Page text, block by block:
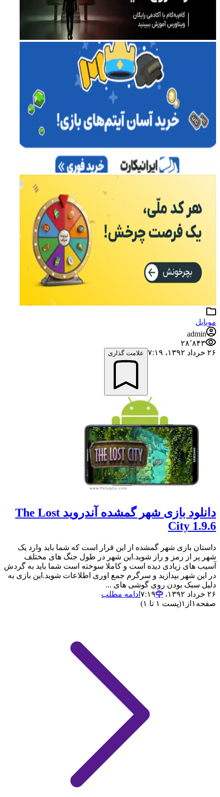
موبایل
admin
۲۸٬۸۴۳
۲۶ خرداد ۱۳۹۲،‏ ۷:۱۹
علامت گذاری
دانلود بازی شهر گمشده آندروید The Lost
City 1.9.6
داستان بازی شهر گمشده از این قرار است که شما باید وارد یک
شهر پر از رمز و راز شوید.این شهر در طول جنگ های مختلف
آسیب های زیادی دیده است و کاملا سوخته است شما باید به گردش
در این شهر بپدازید و سرگرم جمع اوری اطلاعات شوید.این بازی به
دلیل سبک بودن روی گوشی های ...
۲۶ خرداد ۱۳۹۲،‏ ۷:۱۹
ادامه مطلب
صفحه ۱ از ۱(پست ۱ تا ۱)